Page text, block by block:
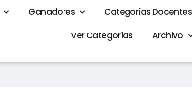
Ganadores Categorías Docentes
Ver Categorías
Archivo